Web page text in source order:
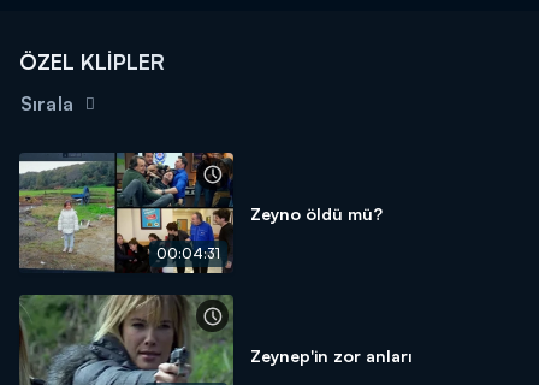
ÖZEL KLİPLER
Sırala
00:04:31
Zeyno öldü mü?
Zeynep'in zor anları